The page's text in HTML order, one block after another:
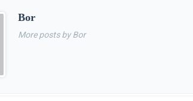
Bor
More posts by Bor